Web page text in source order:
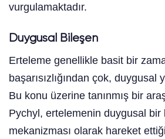
vurgulamaktadır.
Duygusal Bileşen
Erteleme genellikle basit bir
başarısızlığından çok, duygusal
Bu konu üzerine tanınmış bir
Pychyl, ertelemenin duygusal bir
mekanizması olarak hareket